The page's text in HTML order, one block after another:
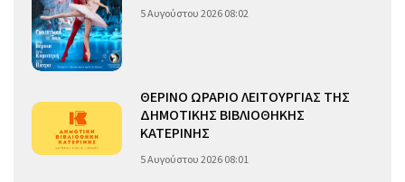
5 Αυγούστου 2026 08:02
ΘΕΡΙΝΟ ΩΡΑΡΙΟ ΛΕΙΤΟΥΡΓΙΑΣ ΤΗΣ
ΔΗΜΟΤΙΚΗΣ ΒΙΒΛΙΟΘΗΚΗΣ
ΚΑΤΕΡΙΝΗΣ
5 Αυγούστου 2026 08:01